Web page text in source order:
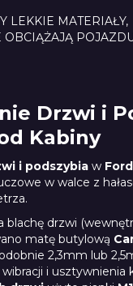
LEKKIE MATERIAŁY,
OBCIĄŻAJĄ
Drzwi i
Kabiny
i podszybia w
w walce z
blachę drzwi
matę butylową
2,3mm lub
i usztywnienia